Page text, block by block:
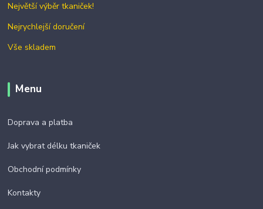
Největší výběr tkaniček!
Nejrychlejší doručení
Vše skladem
Menu
Doprava a platba
Jak vybrat délku tkaniček
Obchodní podmínky
Kontakty